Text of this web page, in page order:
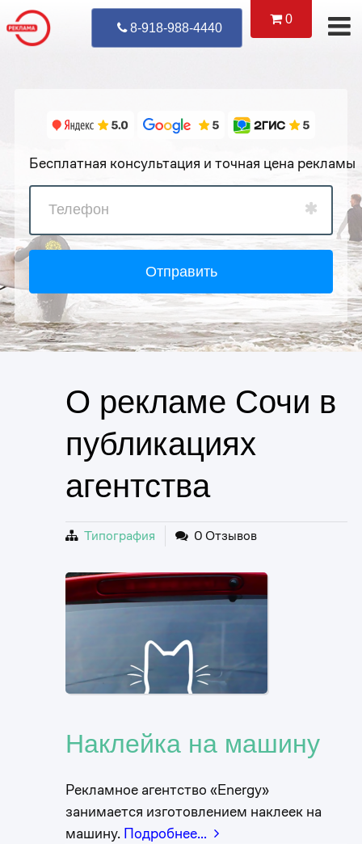
0
8-918-988-4440 Уже
Бесплатная консультация и точная цена рекламы
Отправить
О рекламе Сочи в
публикациях
агентства
Типография 0 Отзывов
Наклейка на машину
Рекламное агентство «Energy»
занимается изготовлением наклеек на
машину. Подробнее…